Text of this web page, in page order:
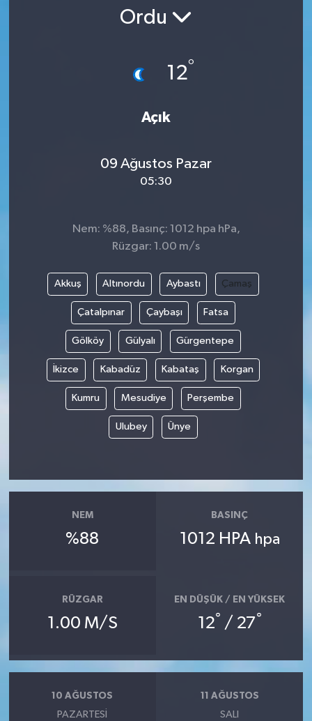
Ordu
12°
Açık
09 Ağustos Pazar
05:30
Nem: %88, Basınç: 1012 hpa hPa,
Rüzgar: 1.00 m/s
Akkuş Altınordu Aybastı Çamaş
Çatalpınar Çaybaşı Fatsa
Gölköy Gülyalı Gürgentepe
İkizce Kabadüz Kabataş Korgan
Kumru Mesudiye Perşembe
Ulubey Ünye
NEM
%88
BASINÇ
1012 HPA hpa
RÜZGAR
1.00 M/S
EN DÜŞÜK / EN YÜKSEK
12° / 27°
10 AĞUSTOS
PAZARTESI
11 AĞUSTOS
SALI